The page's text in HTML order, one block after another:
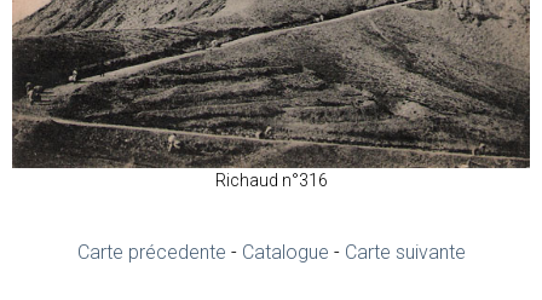
Richaud n°316
Carte précedente - Catalogue - Carte suivante